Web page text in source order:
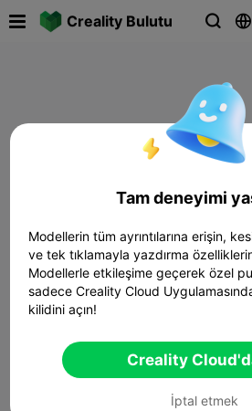
Creality Bulutu  
Tam deneyimi
Modellerin tüm ayrıntılarına erişin,
ve tek tıklamayla yazdırma
Modellerle etkileşime geçerek özel
sadece Creality Cloud
kilidini açın!
Creality
İptal etmek